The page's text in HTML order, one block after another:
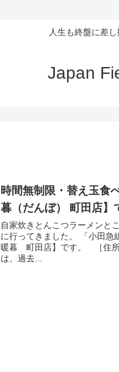
人生も終盤に差
Japan
時間無制限・替え玉食
暮（だんぼ） 町田店】
自家炊きとんこつラーメンと
に行ってきました。 「小田急
暖暮 町田店】です。 ［住所
は、過去...